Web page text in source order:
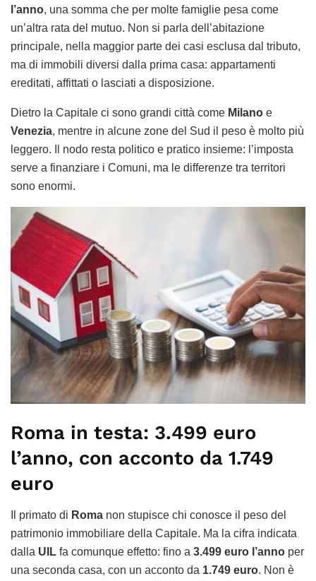
l’anno, una somma che per molte famiglie pesa come
un’altra rata del mutuo. Non si parla dell’abitazione
principale, nella maggior parte dei casi esclusa dal tributo,
ma di immobili diversi dalla prima casa: appartamenti
ereditati, affittati o lasciati a disposizione.
Dietro la Capitale ci sono grandi città come Milano e
Venezia, mentre in alcune zone del Sud il peso è molto più
leggero. Il nodo resta politico e pratico insieme: l’imposta
serve a finanziare i Comuni, ma le differenze tra territori
sono enormi.
Roma in testa: 3.499 euro
l’anno, con acconto da 1.749
euro
Il primato di Roma non stupisce chi conosce il peso del
patrimonio immobiliare della Capitale. Ma la cifra indicata
dalla UIL fa comunque effetto: fino a 3.499 euro l’anno per
una seconda casa, con un acconto da 1.749 euro. Non è